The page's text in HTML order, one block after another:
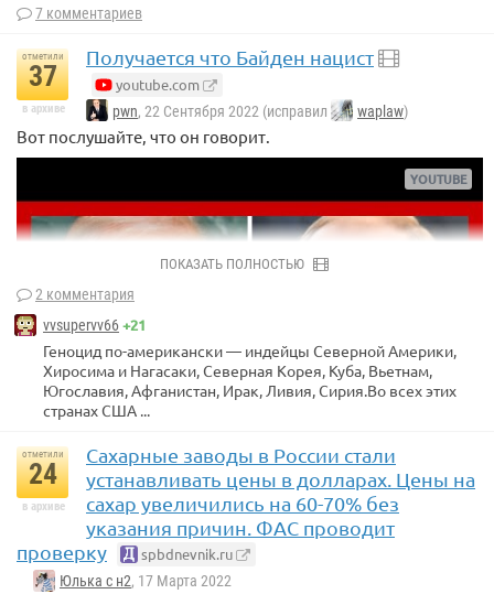
7 комментариев
отметили
37
в архиве
Получается что Байден нацист
youtube.com
pwn, 22 Сентября 2022 (исправил waplaw)
Вот послушайте, что он говорит.
Например на 02:24. На самом деле это США «erase a
sovereing nation» from the map others.
Например.
ПОКАЗАТЬ ПОЛНОСТЬЮ
2 комментария
vvsupervv66+21
Геноцид по-американски — индейцы Северной Америки,
Хиросима и Нагасаки, Северная Корея, Куба, Вьетнам,
Югославия, Афганистан, Ирак, Ливия, Сирия.Во всех этих
странах США ...
отметили
24
в архиве
Сахарные заводы в России стали
устанавливать цены в долларах. Цены на
сахар увеличились на 60-70% без
указания причин. ФАС проводит
проверку
spbdnevnik.ru
Юлька с н2, 17 Марта 2022